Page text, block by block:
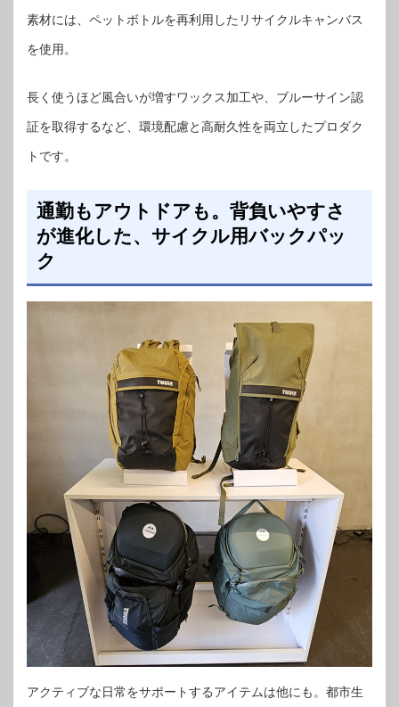
素材には、ペットボトルを再利用したリサイクルキャンバス
を使用。
長く使うほど風合いが増すワックス加工や、ブルーサイン認
証を取得するなど、環境配慮と高耐久性を両立したプロダク
トです。
通勤もアウトドアも。背負いやすさ
が進化した、サイクル用バックパッ
ク
アクティブな日常をサポートするアイテムは他にも。都市生